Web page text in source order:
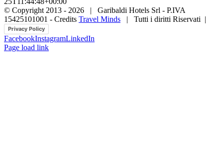
© Copyright 2013 - 2026 | Garibaldi Hotels Srl - P.IVA
15425101001 - Credits Travel Minds | Tutti i diritti Riservati |
Privacy Policy
FacebookInstagramLinkedIn
Page load link